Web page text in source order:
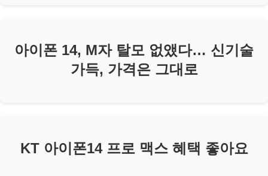
아이폰 14, M자 탈모 없앴다… 신기술
가득, 가격은 그대로
KT 아이폰14 프로 맥스 혜택 좋아요